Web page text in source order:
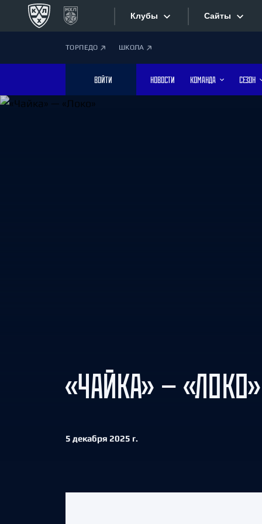
Клубы
Дивизион Боброва
Лада
Сайты
ТОРПЕДО ШКОЛА
ВОЙТИ НОВОСТИ КОМАНДА СЕЗОН
«ЧАЙКА» — «ЛОКО»
5 декабря 2025 г.